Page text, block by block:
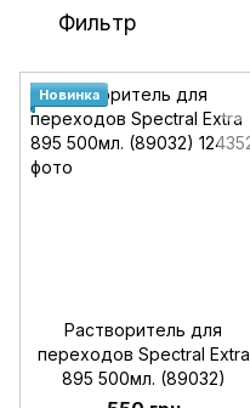
Фильтр
Новинка
Растворитель для
переходов Spectral Extra
895 500мл. (89032)